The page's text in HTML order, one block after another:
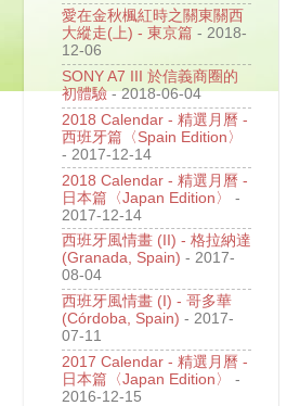
愛在金秋楓紅時之關東關西
大縱走(上) - 東京篇 - 2018-
12-06
SONY A7 III 於信義商圈的
初體驗- 2018-06-04
2018 Calendar - 精選月曆 -
西班牙篇〈Spain Edition〉
- 2017-12-14
2018 Calendar - 精選月曆 -
日本篇〈Japan Edition〉
-
2017-12-14
西班牙風情畫 (II) - 格拉納達
(Granada, Spain) - 2017-
08-04
西班牙風情畫 (I) - 哥多華
(Córdoba, Spain) - 2017-
07-11
2017 Calendar - 精選月曆 -
日本篇〈Japan Edition〉
-
2016-12-15